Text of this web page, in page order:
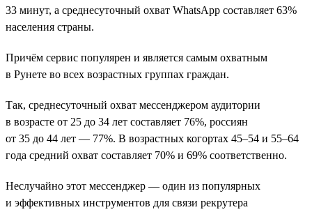
33 минут, а среднесуточный охват WhatsApp составляет 63%
населения страны.
Причём сервис популярен и является самым охватным
в Рунете во всех возрастных группах граждан.
Так, среднесуточный охват мессенджером аудитории
в возрасте от 25 до 34 лет составляет 76%, россиян
от 35 до 44 лет — 77%. В возрастных когортах 45–54 и 55–64
года средний охват составляет 70% и 69% соответственно.
Неслучайно этот мессенджер — один из популярных
и эффективных инструментов для связи рекрутера